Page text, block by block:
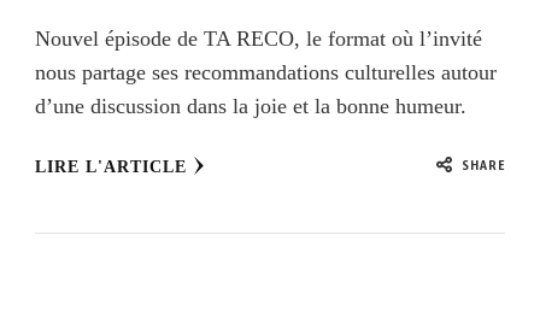
Nouvel épisode de TA RECO, le format où l’invité
nous partage ses recommandations culturelles autour
d’une discussion dans la joie et la bonne humeur.
LIRE L'ARTICLE SHARE